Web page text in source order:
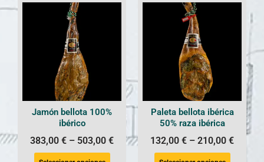
Jamón bellota 100%
ibérico
383,00 € – 503,00 €
Paleta bellota ibérica
50% raza ibérica
132,00 € – 210,00 €